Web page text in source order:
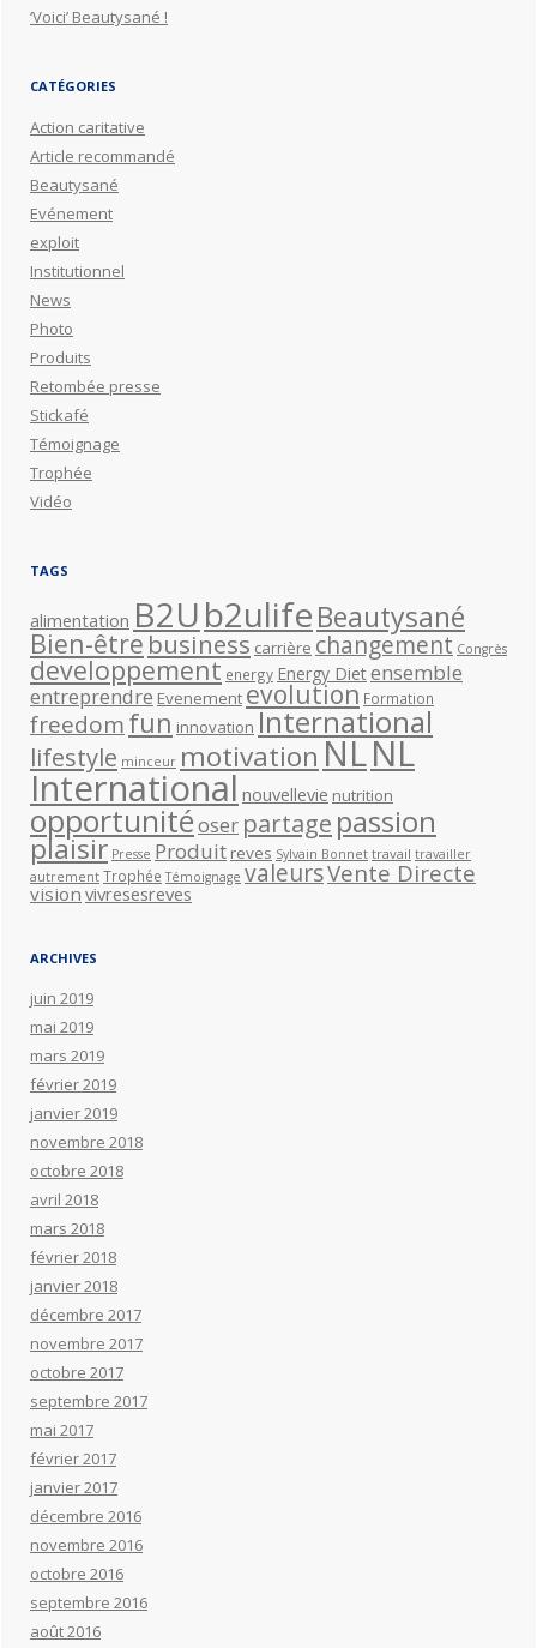
‘Voici’ Beautysané !
CATÉGORIES
Action caritative
Article recommandé
Beautysané
Evénement
exploit
Institutionnel
News
Photo
Produits
Retombée presse
Stickafé
Témoignage
Trophée
Vidéo
TAGS
alimentation B2Ub2ulifeBeautysané
Bien-êtrebusiness carrière changement Congrès
developpement energy Energy Dietensemble
entreprendre Evenementevolution Formation
freedomfun innovation International
lifestyle minceur motivationNLNL
Internationalnouvellevie nutrition
opportunitéoser partage passion
plaisir Presse Produit reves Sylvain Bonnet travail travailler
autrement Trophée Témoignage valeursVente Directe
vision vivresesreves
ARCHIVES
juin 2019
mai 2019
mars 2019
février 2019
janvier 2019
novembre 2018
octobre 2018
avril 2018
mars 2018
février 2018
janvier 2018
décembre 2017
novembre 2017
octobre 2017
septembre 2017
mai 2017
février 2017
janvier 2017
décembre 2016
novembre 2016
octobre 2016
septembre 2016
août 2016